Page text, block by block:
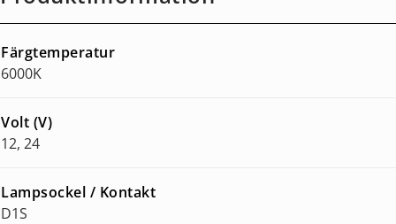
Färgtemperatur
6000K
Volt (V)
12, 24
Lampsockel / Kontakt
D1S